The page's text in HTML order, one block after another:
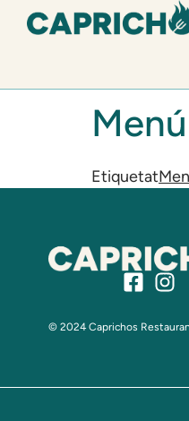
Etiquetat
© 2024 Caprichos